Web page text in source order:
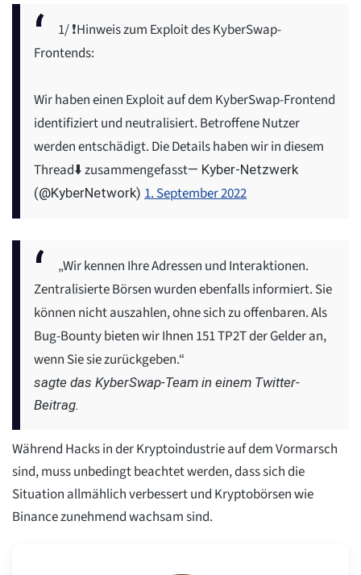
1/ ❗️Hinweis zum Exploit des KyberSwap-
Frontends:
Wir haben einen Exploit auf dem KyberSwap-Frontend
identifiziert und neutralisiert. Betroffene Nutzer
werden entschädigt. Die Details haben wir in diesem
Thread⬇️ zusammengefasst— Kyber-Netzwerk
(@KyberNetwork) 1. September 2022
„Wir kennen Ihre Adressen und Interaktionen.
Zentralisierte Börsen wurden ebenfalls informiert. Sie
können nicht auszahlen, ohne sich zu offenbaren. Als
Bug-Bounty bieten wir Ihnen 151 TP2T der Gelder an,
wenn Sie sie zurückgeben.“
sagte das KyberSwap-Team in einem Twitter-
Beitrag.
Während Hacks in der Kryptoindustrie auf dem Vormarsch
sind, muss unbedingt beachtet werden, dass sich die
Situation allmählich verbessert und Kryptobörsen wie
Binance zunehmend wachsam sind.